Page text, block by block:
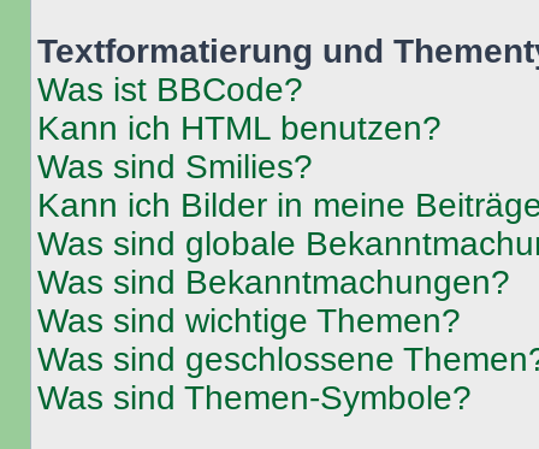
Textformatierung und
Was ist BBCode?
Kann ich HTML benutzen?
Was sind Smilies?
Kann ich Bilder in meine
Was sind globale
Was sind Bekanntmachungen?
Was sind wichtige Themen?
Was sind geschlossene
Was sind Themen-Symbole?